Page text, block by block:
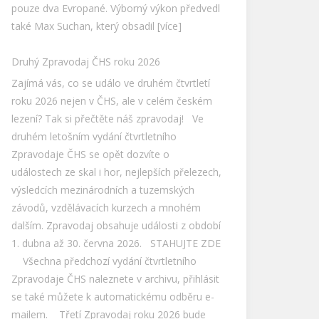
Skialpinismus zůstává olympijským sportem
Mezinárodní olympijský výbor oficiálně schválil
jeho zařazení do programu zimních
olympijských her 2030. Po premiéře na hrách
Milano Cortina 2026 tak bude tento
dynamický horský sport pokračovat v
olympijském programu i na dalších zimních
hrách. Pro skialpinismus je to zásadní zpráva.
Nejde jen o potvrzení místa na olympiádě, ale
také o uznání dlouhodobého vývoje sportu,
který spojuje vytrvalost, techniku, pohyb v
horách a schopnost zvládat rychlé změny
terénu i podmínek. Skialpinismus je sport,
který vychází z horolezeckého a horského
prostředí, a právě proto má své přirozené